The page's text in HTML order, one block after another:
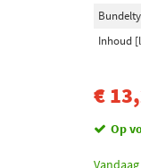
Inhoud
€
Op